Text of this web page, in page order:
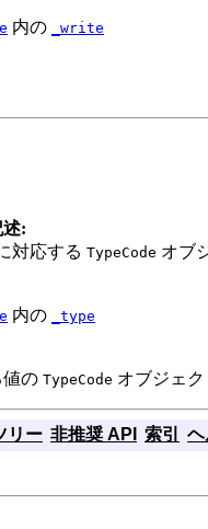
内の _write
:
対応する TypeCode オブ
内の _type
の TypeCode オブジェク
リー 非推奨 API 索引 ヘ